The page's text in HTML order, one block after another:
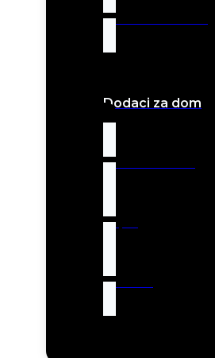
Baštenski stolovi
Dodaci za dom
Robot usisivači
Tepisi
Rasveta